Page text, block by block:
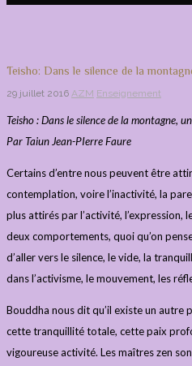
Teisho: Dans le silence de la
29 juillet 2016 AZM Enseignement
Teisho : Dans le silence de la montagne,
Par Taiun Jean-PIerre Faure
Certains d’entre nous peuvent être
contemplation, voire l’inactivité, la
plus attirés par l’activité, l’expression,
deux comportements, quoi qu’on
d’aller vers le silence, le vide, la
dans l’activisme, le mouvement, les
Bouddha nous dit qu’il existe un autre
cette tranquillité totale, cette paix
vigoureuse activité. Les maîtres zen